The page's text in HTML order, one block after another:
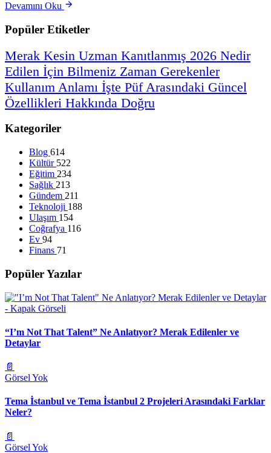
Devamını Oku
Popüler Etiketler
Merak Kesin Uzman Kanıtlanmış 2026 Nedir
Edilen İçin Bilmeniz Zaman Gerekenler
Kullanım Anlamı İşte Püf Arasındaki Güncel
Özellikleri Hakkında Doğru
Kategoriler
Blog 614
Kültür 522
Eğitim 234
Sağlık 213
Gündem 211
Teknoloji 188
Ulaşım 154
Coğrafya 116
Ev 94
Finans 71
Popüler Yazılar
“I’m Not That Talent” Ne Anlatıyor? Merak Edilenler ve
Detaylar
📄
Görsel Yok
Tema İstanbul ve Tema İstanbul 2 Projeleri Arasındaki Farklar
Neler?
📄
Görsel Yok